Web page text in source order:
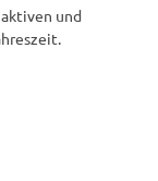
und